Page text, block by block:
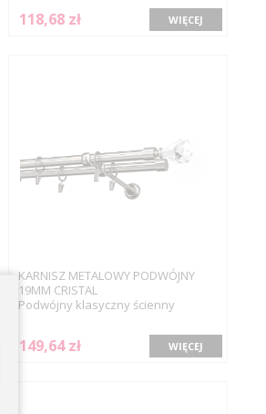
118,68 zł WIĘCEJ
KARNISZ METALOWY PODWÓJNY
19MM CRISTAL
Podwójny klasyczny ścienny
149,64 zł WIĘCEJ